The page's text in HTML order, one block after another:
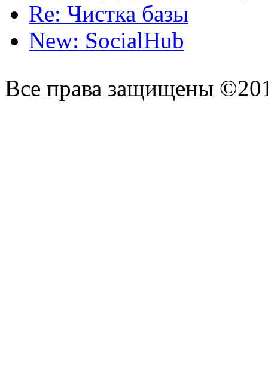
Re: Чистка базы
New: SocialHub
Все права защищены